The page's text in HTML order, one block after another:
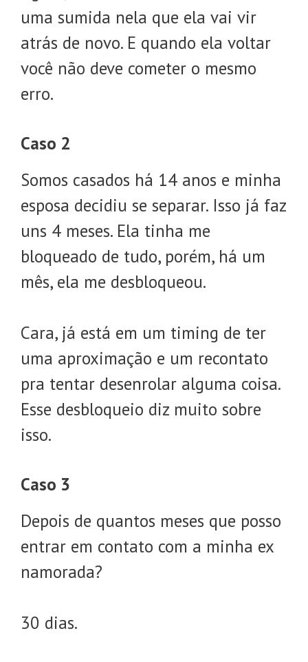
uma sumida nela que ela vai vir
atrás de novo. E quando ela voltar
você não deve cometer o mesmo
erro.
Caso 2
Somos casados há 14 anos e minha
esposa decidiu se separar. Isso já faz
uns 4 meses. Ela tinha me
bloqueado de tudo, porém, há um
mês, ela me desbloqueou.
Cara, já está em um timing de ter
uma aproximação e um recontato
pra tentar desenrolar alguma coisa.
Esse desbloqueio diz muito sobre
isso.
Caso 3
Depois de quantos meses que posso
entrar em contato com a minha ex
namorada?
30 dias.